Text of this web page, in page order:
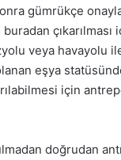
gümrükçe
çıkarılması
veya havayolu
eşya
için
doğrudan